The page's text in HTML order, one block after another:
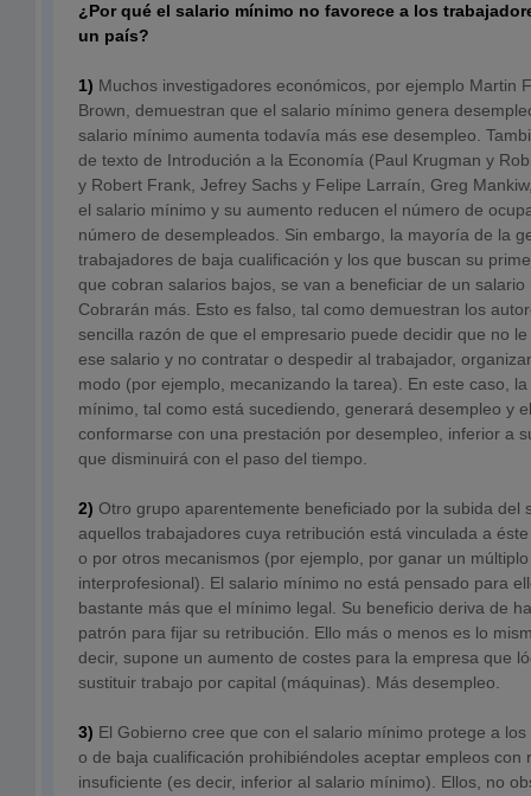
¿Por qué el salario mínimo no favorece a los
un país?
1) Muchos investigadores económicos, por ejemplo Martin
Brown, demuestran que el salario mínimo genera
salario mínimo aumenta todavía más ese desempleo.
de texto de Introdución a la Economía (Paul Krugman y
y Robert Frank, Jefrey Sachs y Felipe Larraín, Greg
el salario mínimo y su aumento reducen el número de
número de desempleados. Sin embargo, la mayoría de la
trabajadores de baja cualificación y los que buscan su
que cobran salarios bajos, se van a beneficiar de un
Cobrarán más. Esto es falso, tal como demuestran los
sencilla razón de que el empresario puede decidir que no
ese salario y no contratar o despedir al trabajador,
modo (por ejemplo, mecanizando la tarea). En este caso,
mínimo, tal como está sucediendo, generará desempleo y
conformarse con una prestación por desempleo, inferior a
que disminuirá con el paso del tiempo.
2) Otro grupo aparentemente beneficiado por la subida del
aquellos trabajadores cuya retribución está vinculada a
o por otros mecanismos (por ejemplo, por ganar un
interprofesional). El salario mínimo no está pensado para
bastante más que el mínimo legal. Su beneficio deriva de
patrón para fijar su retribución. Ello más o menos es lo
decir, supone un aumento de costes para la empresa que
sustituir trabajo por capital (máquinas). Más desempleo.
3) El Gobierno cree que con el salario mínimo protege a
o de baja cualificación prohibiéndoles aceptar empleos con
insuficiente (es decir, inferior al salario mínimo). Ellos, no